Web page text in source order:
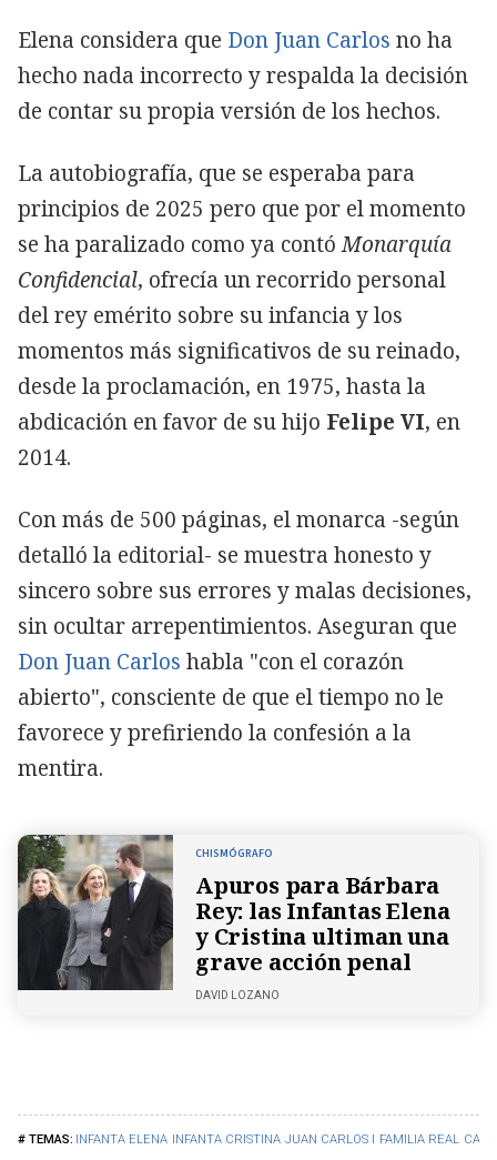
INFANTA ELENA INFANTA CRISTINA JUAN CARLOS I FAMILIA REAL
Elena considera que Don Juan Carlos no ha
hecho nada incorrecto y respalda la decisión
de contar su propia versión de los hechos.
La autobiografía, que se esperaba para
principios de 2025 pero que por el momento
se ha paralizado como ya contóMonarquía
Confidencial, ofrecía un recorrido personal
del rey emérito sobre su infancia y los
momentos más significativos de su reinado,
desde la proclamación, en 1975, hasta la
abdicación en favor de su hijo Felipe VI, en
2014.
Con más de 500 páginas, el monarca -según
detalló la editorial- se muestra honesto y
sincero sobre sus errores y malas decisiones,
sin ocultar arrepentimientos. Aseguran que
Don Juan Carlos habla "con el corazón
abierto", consciente de que el tiempo no le
favorece y prefiriendo la confesión a la
mentira.
CHISMÓGRAFO
Apuros para Bárbara
Rey: las Infantas Elena
y Cristina ultiman una
grave acción penal
DAVID LOZANO